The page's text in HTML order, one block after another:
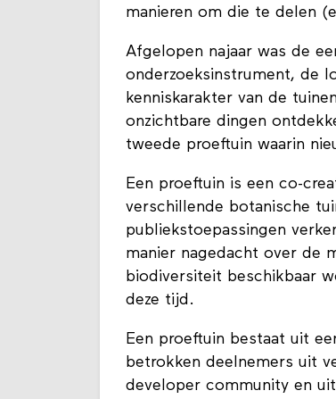
manieren om die te delen
Afgelopen najaar was de
onderzoeksinstrument, de
kenniskarakter van de
onzichtbare dingen
tweede proeftuin waarin
Een proeftuin is een co-
verschillende botanische
publiekstoepassingen
manier nagedacht over de
biodiversiteit beschikbaar
deze tijd.
Een proeftuin bestaat uit
betrokken deelnemers uit
developer community en